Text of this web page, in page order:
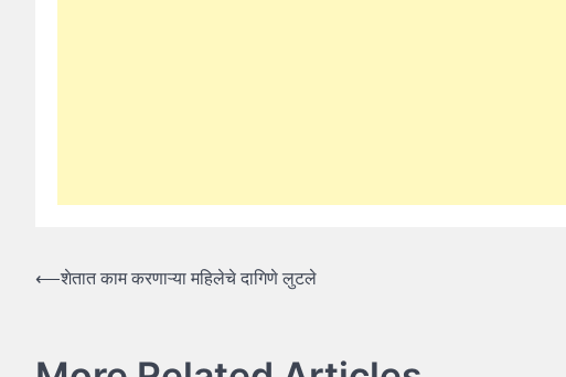
Post
⟵शेतात काम करणाऱ्या महिलेचे दागिणे लुटले